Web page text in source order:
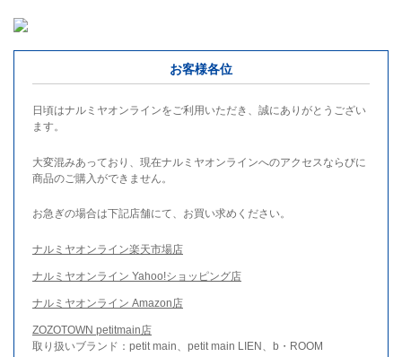
お客様各位
日頃はナルミヤオンラインをご利用いただき、誠にありがとうござい
ます。
大変混みあっており、現在ナルミヤオンラインへのアクセスならびに
商品のご購入ができません。
お急ぎの場合は下記店舗にて、お買い求めください。
ナルミヤオンライン楽天市場店
ナルミヤオンライン Yahoo!ショッピング店
ナルミヤオンライン Amazon店
ZOZOTOWN petitmain店
取り扱いブランド：petit main、petit main LIEN、b・ROOM